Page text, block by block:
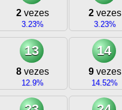
2 vezes
3.23%
2vezes
3.23%
13
8 vezes
12.9%
14
9vezes
14.52%